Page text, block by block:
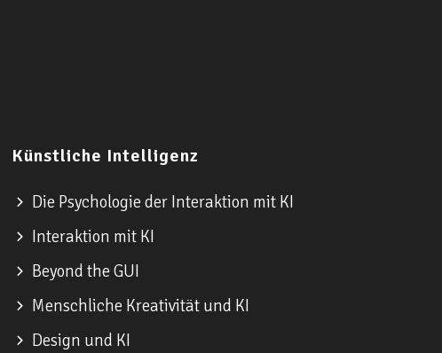
Künstliche Intelligenz
Die Psychologie der Interaktion mit KI
Interaktion mit KI
Beyond the GUI
Menschliche Kreativität und KI
Design und KI